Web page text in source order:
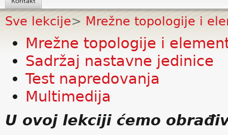
Sve lekcije> Mrežne topologije i
Mrežne topologije i
Sadržaj nastavne jedinice
Test napredovanja
Multimedija
U ovoj lekciji ćemo